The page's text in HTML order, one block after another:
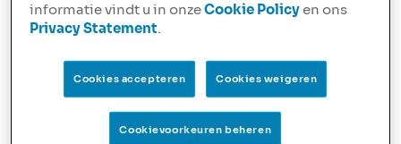
Tot €1.500.000: maximaal 100% LTV
Inclusief overbrugging maximaal €3.000.000
hypotheekgidsvoor alle details.
informatie vindt u in onzeCookie Policyen ons
Privacy Statement.
Cookies accepteren Cookies weigeren
Cookievoorkeuren beheren